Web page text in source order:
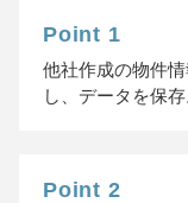
Point 1
他社作成の物件
し、データを保存
Point 2